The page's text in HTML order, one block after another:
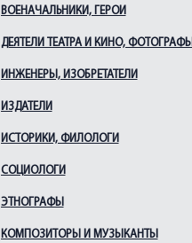
Камерон Ч.
Кокоринов А. Ф.
Косяков В. А.
Лансере Н. Е.
ВОЕНАЧАЛЬНИКИ, ГЕРОИ
ДЕЯТЕЛИ ТЕАТРА И КИНО, ФОТОГРАФЫ
ИНЖЕНЕРЫ, ИЗОБРЕТАТЕЛИ
ИЗДАТЕЛИ
ИСТОРИКИ, ФИЛОЛОГИ
СОЦИОЛОГИ
ЭТНОГРАФЫ
КОМПОЗИТОРЫ И МУЗЫКАНТЫ